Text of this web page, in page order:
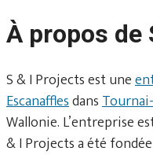
À propos de
S & I Projects est une
Escanafflesdans
Wallonie. L’entreprise
& I Projects a été